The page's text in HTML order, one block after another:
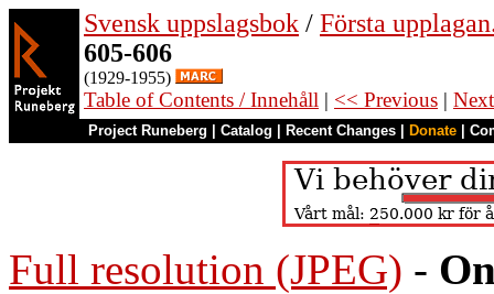
Svensk uppslagsbok / Första
605-606
(1929-1955)
Table of Contents / Innehåll | << Previous |
Project Runeberg Catalog Recent Changes Donate
Full resolution (JPEG) -